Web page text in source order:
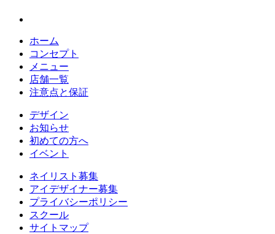
ホーム
コンセプト
メニュー
店舗一覧
注意点と保証
デザイン
お知らせ
初めての方へ
イベント
ネイリスト募集
アイデザイナー募集
プライバシーポリシー
スクール
サイトマップ